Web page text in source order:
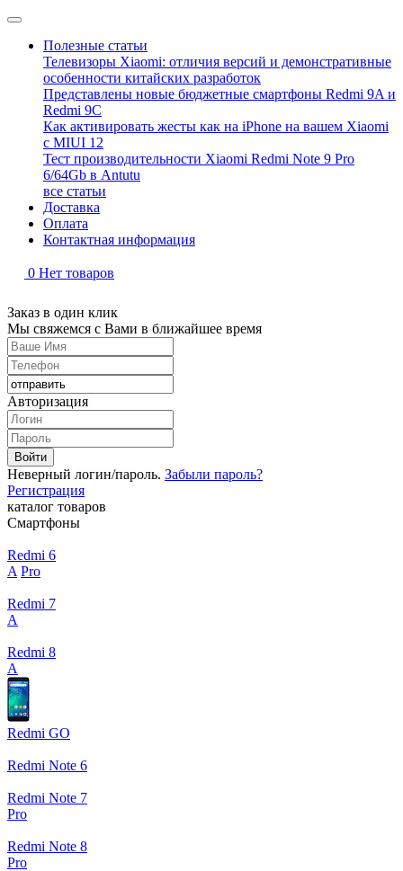
Полезные статьи
Телевизоры Xiaomi: отличия версий и демонстративные
особенности китайских разработок
Представлены новые бюджетные смартфоны Redmi 9A и
Redmi 9C
Как активировать жесты как на iPhone на вашем Xiaomi
с MIUI 12
Тест производительности Xiaomi Redmi Note 9 Pro
6/64Gb в Antutu
все статьи
Доставка
Оплата
Контактная информация
0 Нет товаров
Заказ в один клик
Мы свяжемся с Вами в ближайшее время
Авторизация
Войти
Неверный логин/пароль. Забыли пароль?
Регистрация
каталог товаров
Смартфоны
Redmi 6
A Pro
Redmi 7
A
Redmi 8
A
Redmi GO
Redmi Note 6
Redmi Note 7
Pro
Redmi Note 8
Pro